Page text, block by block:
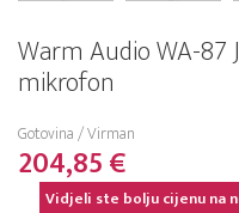
Warm Audio WA-87
mikrofon
Gotovina / Virman
204,85 €
Vidjeli ste bolju cijenu na